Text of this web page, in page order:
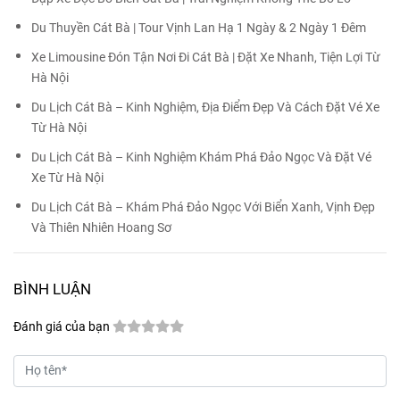
Du Thuyền Cát Bà | Tour Vịnh Lan Hạ 1 Ngày & 2 Ngày 1 Đêm
Xe Limousine Đón Tận Nơi Đi Cát Bà | Đặt Xe Nhanh, Tiện Lợi Từ
Hà Nội
Du Lịch Cát Bà – Kinh Nghiệm, Địa Điểm Đẹp Và Cách Đặt Vé Xe
Từ Hà Nội
Du Lịch Cát Bà – Kinh Nghiệm Khám Phá Đảo Ngọc Và Đặt Vé
Xe Từ Hà Nội
Du Lịch Cát Bà – Khám Phá Đảo Ngọc Với Biển Xanh, Vịnh Đẹp
Và Thiên Nhiên Hoang Sơ
BÌNH LUẬN
Đánh giá của bạn